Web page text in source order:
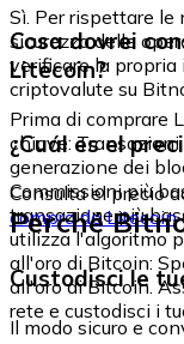
Sì. Per rispettare le
sicurezza delle
verificare la
criptovalute su
Cosa dovrei
Litecoin?
Prima di comprare
chiave:
generazione dei
Commissioni più
transazione più
utilizza l'algoritmo
all'oro di Bitcoin:
all'oro di Bitcoin.
rete e custodisci i
¿Cuál es el
Consulta el precio
compra de Litecoin
Perché
Custodisci le
Il modo sicuro e